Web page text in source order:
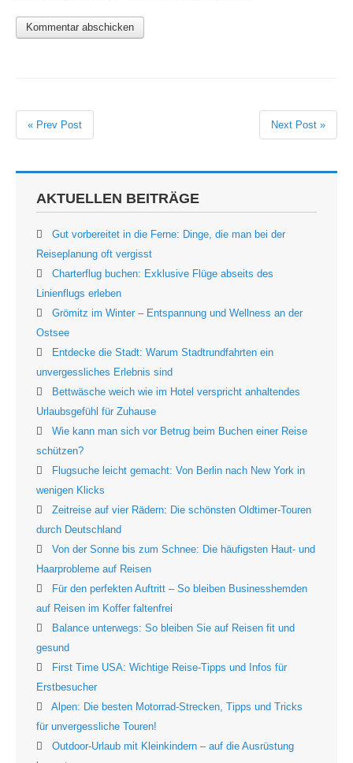
« Prev Post Next Post »
AKTUELLEN BEITRÄGE
Gut vorbereitet in die Ferne: Dinge, die man bei der
Reiseplanung oft vergisst
Charterflug buchen: Exklusive Flüge abseits des
Linienflugs erleben
Grömitz im Winter – Entspannung und Wellness an der
Ostsee
Entdecke die Stadt: Warum Stadtrundfahrten ein
unvergessliches Erlebnis sind
Bettwäsche weich wie im Hotel verspricht anhaltendes
Urlaubsgefühl für Zuhause
Wie kann man sich vor Betrug beim Buchen einer Reise
schützen?
Flugsuche leicht gemacht: Von Berlin nach New York in
wenigen Klicks
Zeitreise auf vier Rädern: Die schönsten Oldtimer-Touren
durch Deutschland
Von der Sonne bis zum Schnee: Die häufigsten Haut- und
Haarprobleme auf Reisen
Für den perfekten Auftritt – So bleiben Businesshemden
auf Reisen im Koffer faltenfrei
Balance unterwegs: So bleiben Sie auf Reisen fit und
gesund
First Time USA: Wichtige Reise-Tipps und Infos für
Erstbesucher
Alpen: Die besten Motorrad-Strecken, Tipps und Tricks
für unvergessliche Touren!
Outdoor-Urlaub mit Kleinkindern – auf die Ausrüstung